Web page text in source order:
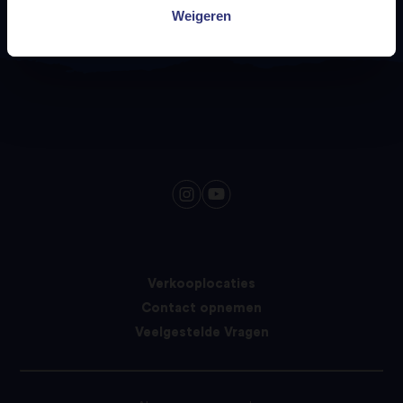
Weigeren
Verkooplocaties
Contact opnemen
Veelgestelde Vragen